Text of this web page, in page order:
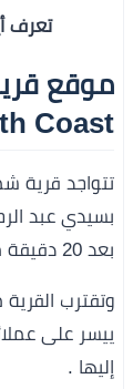
تعرف
موقع
Coast
تتواجد قرية
بسيدي عبد
بعد 20 دقيقة من رأس الحكمة، و20 دقيقة من العلمين.
وتقترب
ييسر على
إليها .